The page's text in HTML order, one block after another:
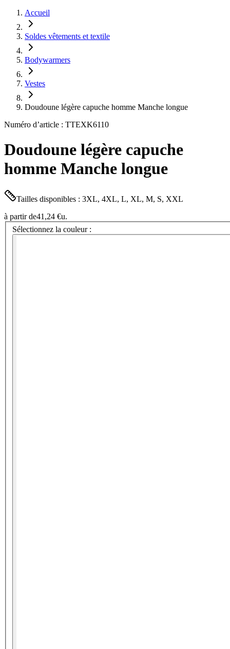
Accueil
Soldes vêtements et textile
Bodywarmers
Vestes
Doudoune légère capuche homme Manche longue
Numéro d’article : TTEXK6110
Doudoune légère capuche
homme Manche longue
Tailles disponibles : 3XL, 4XL, L, XL, M, S, XXL
à partir de41,24 €u.
Sélectionnez la couleur :